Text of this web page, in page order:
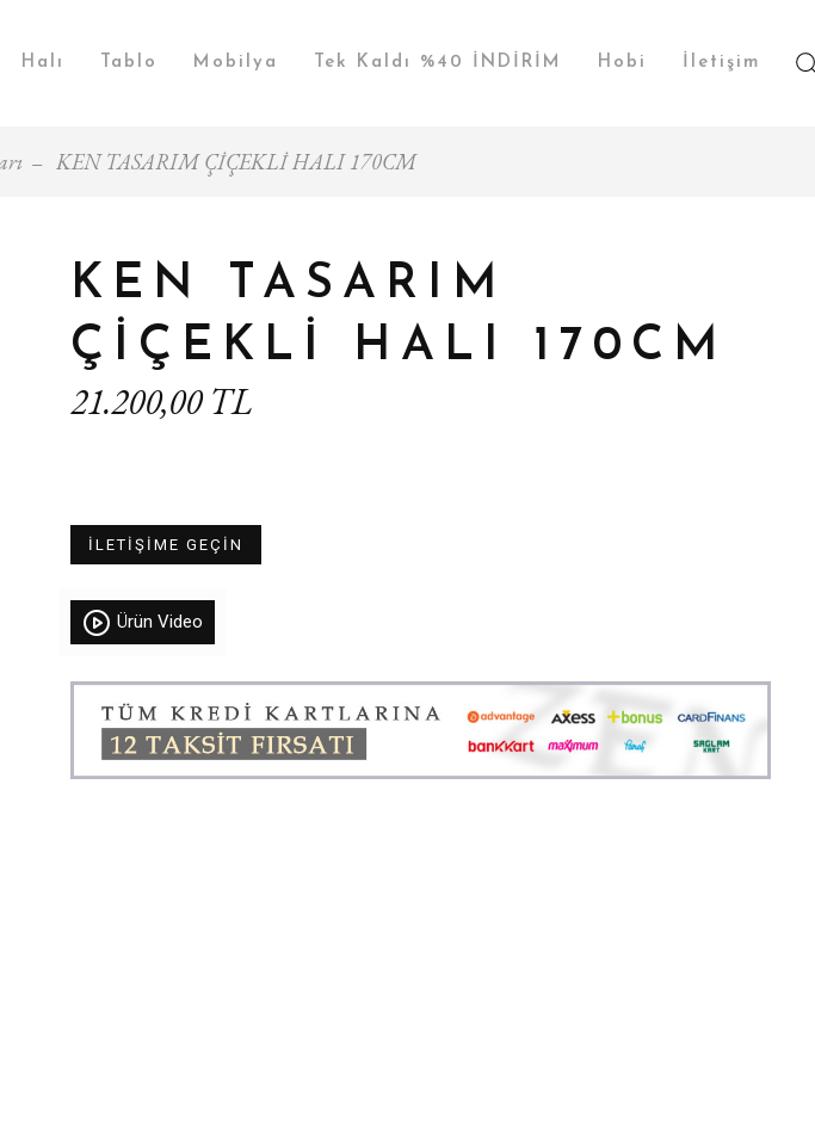
Halı Tablo Mobilya Tek Kaldı %40 İNDİRİM Hobi İletişim
KEN TASARIM ÇİÇEKLİ HALI 170CM
KEN TASARIM
ÇİÇEKLİ HALI 170CM
21.200,00 TL
İLETİŞİME GEÇİN
Ürün Video